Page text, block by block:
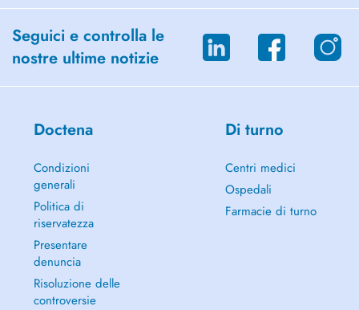
Seguici e controlla le
nostre ultime notizie
Doctena
Condizioni
generali
Politica di
riservatezza
Presentare
denuncia
Risoluzione delle
controversie
Di turno
Centri medici
Ospedali
Farmacie di turno